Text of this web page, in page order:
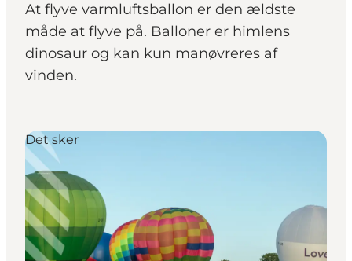
Planlæg ferien
At flyve varmluftsballon er den ældste
måde at flyve på. Balloner er himlens
dinosaur og kan kun manøvreres af
vinden.
Det sker